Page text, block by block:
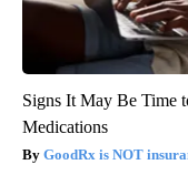
Signs It May Be Time
Medications
GoodRx is NOT